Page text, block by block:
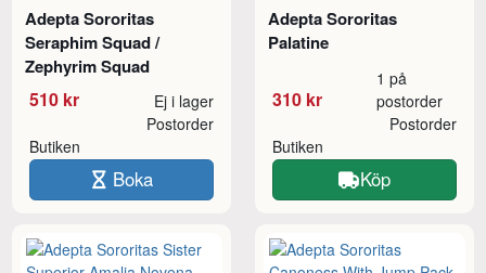
Adepta Sororitas
Seraphim Squad /
Zephyrim Squad
510 kr Ej i lager
Butiken
Postorder
Boka
Adepta Sororitas
Palatine
310 kr
1 på
postorder
Butiken
Postorder
Köp